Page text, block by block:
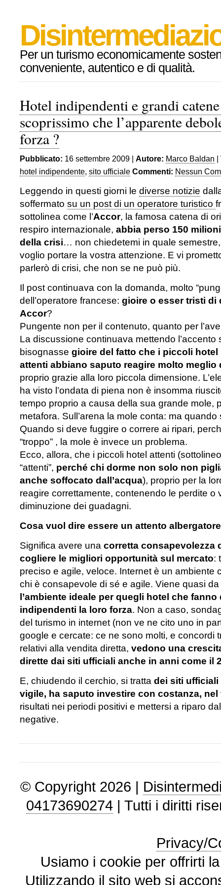
Per un turismo economicamente
conveniente, autentico e di qualità.
Hotel indipendenti e grandi
scoprissimo che l’apparente
forza ?
Pubblicato: 16 settembre 2009 | Autore: Marco Baldan |
hotel indipendente, sito ufficiale Commenti: Nessun
Leggendo in questi giorni le diverse notizie
soffermato su un post di un operatore turistico
sottolinea come l’Accor, la famosa catena di
respiro internazionale, abbia perso 150
della crisi… non chiedetemi in quale
voglio portare la vostra attenzione. E vi
parlerò di crisi, che non se ne può più.
Il post continuava con la domanda, molto
dell’operatore francese: gioire o esser tristi di
Accor?
Pungente non per il contenuto, quanto per
La discussione continuava mettendo l’accento
bisognasse gioire del fatto che i piccoli
attenti abbiano saputo reagire molto meglio
proprio grazie alla loro piccola dimensione.
ha visto l’ondata di piena non è insomma
tempo proprio a causa della sua grande mole,
metafora. Sull’arena la mole conta: ma
Quando si deve fuggire o correre ai ripari,
“troppo” , la mole è invece un problema.
Ecco, allora, che i piccoli hotel attenti
“attenti”, perché chi dorme non solo non
anche soffocato dall’acqua), proprio per la
reagire correttamente, contenendo le perdite o
diminuzione dei guadagni.
Cosa vuol dire essere un attento albergatore
Significa avere una corretta consapevolezza
cogliere le migliori opportunità sul mercato:
preciso e agile, veloce. Internet è un ambiente
chi è consapevole di sé e agile. Viene quasi
l’ambiente ideale per quegli hotel che
indipendenti la loro forza. Non a caso,
del turismo in internet (non ve ne cito uno in
google e cercate: ce ne sono molti, e concordi
relativi alla vendita diretta, vedono una
dirette dai siti ufficiali anche in anni come il
E, chiudendo il cerchio, si tratta dei siti ufficiali
vigile, ha saputo investire con costanza, nel
risultati nei periodi positivi e mettersi a riparo
negative.
© Copyright 2026 |
04173690274| Tutti i diritti
Privacy/
Usiamo i cookie per offrirti
Utilizzando il sito web si